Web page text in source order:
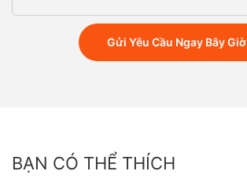
Gửi Yêu Cầu Ngay Bây Giờ
BẠN CÓ THỂ THÍCH